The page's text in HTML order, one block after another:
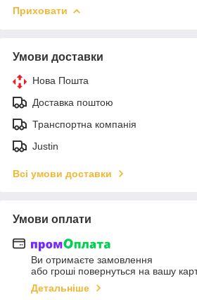
Приховати
Умови доставки
Нова Пошта
Доставка поштою
Транспортна компанія
Justin
Всі умови доставки
Умови оплати
Ви отримаєте замовлення
або гроші повернуться на вашу
Детальніше